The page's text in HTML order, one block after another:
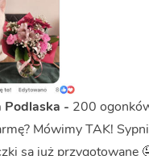
Podlaska - 200
Mówimy TAK!
są już przygotowane